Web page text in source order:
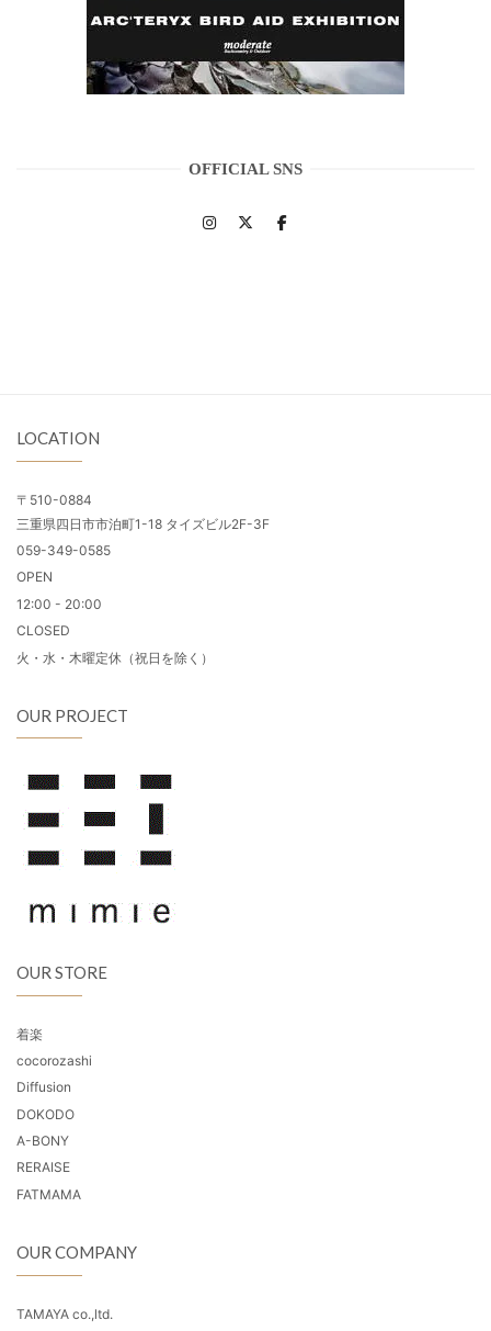
OFFICIAL SNS
LOCATION
〒510-0884
三重県四日市市泊町1-18 タイズビル2F-3F
059-349-0585
OPEN
12:00 - 20:00
CLOSED
火・水・木曜定休（祝日を除く）
OUR PROJECT
OUR STORE
着楽
cocorozashi
Diffusion
DOKODO
A-BONY
RERAISE
FATMAMA
OUR COMPANY
TAMAYA co.,ltd.